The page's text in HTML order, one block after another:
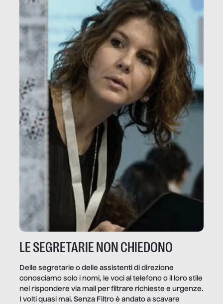
LE SEGRETARIE NON CHIEDONO
Delle segretarie o delle assistenti di direzione
conosciamo solo i nomi, le voci al telefono o il loro stile
nel rispondere via mail per filtrare richieste e urgenze.
I volti quasi mai. Senza Filtro è andato a scavare